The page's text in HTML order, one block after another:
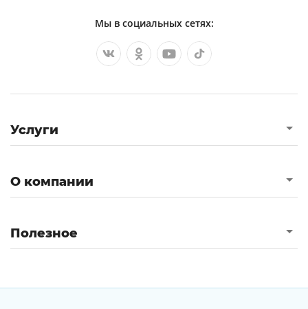
Мы в социальных сетях:
Услуги
О компании
Полезное